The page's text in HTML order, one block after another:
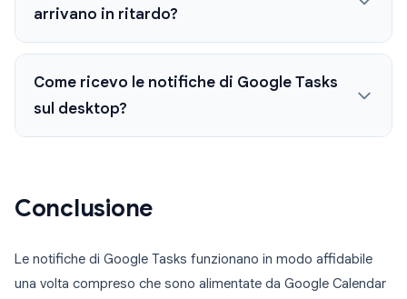
arrivano in ritardo?
Come ricevo le notifiche di Google Tasks
sul desktop?
Conclusione
Le notifiche di Google Tasks funzionano in modo affidabile
una volta compreso che sono alimentate da Google Calendar